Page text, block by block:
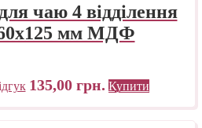
чаю 4 відділення
мм МДФ
135,00 грн. Купити